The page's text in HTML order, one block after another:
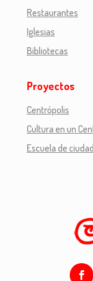
Restaurantes
Iglesias
Bibliotecas
Proyectos
Centrópolis
Cultura en un
Escuela de